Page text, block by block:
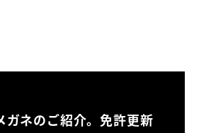
ガネのご紹介。免許更新